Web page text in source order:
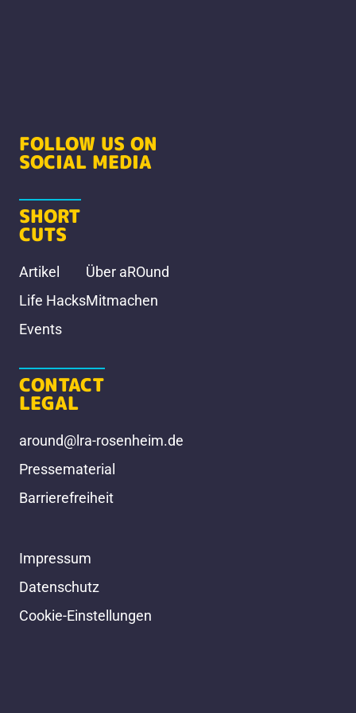
FOLLOW US ON
SOCIAL MEDIA
SHORT
CUTS
Artikel
Life Hacks
Events
Über aROund
Mitmachen
CONTACT
LEGAL
around@lra-rosenheim.de
Pressematerial
Barrierefreiheit
Impressum
Datenschutz
Cookie-Einstellungen